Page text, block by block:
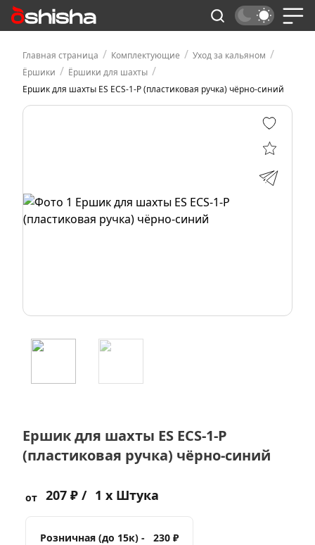
Главная страница / Комплектующие / Уход за кальяном /
Ёршики / Ёршики для шахты /
Ершик для шахты ES ECS-1-P (пластиковая ручка) чёрно-синий
Ершик для шахты ES ECS-1-P
(пластиковая ручка) чёрно-синий
от 207 ₽ / 1 x Штука
Розничная (до 15к) -
230 ₽